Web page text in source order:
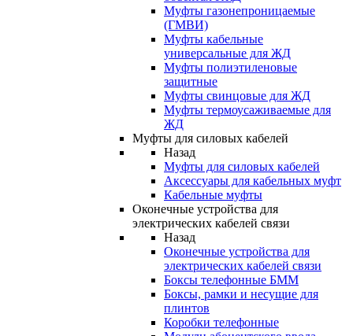
Муфты газонепроницаемые
(ГМВИ)
Муфты кабельные
универсальные для ЖД
Муфты полиэтиленовые
защитные
Муфты свинцовые для ЖД
Муфты термоусаживаемые для
ЖД
Муфты для силовых кабелей
Назад
Муфты для силовых кабелей
Аксессуары для кабельных муфт
Кабельные муфты
Оконечные устройства для
электрических кабелей связи
Назад
Оконечные устройства для
электрических кабелей связи
Боксы телефонные БММ
Боксы, рамки и несущие для
плинтов
Коробки телефонные